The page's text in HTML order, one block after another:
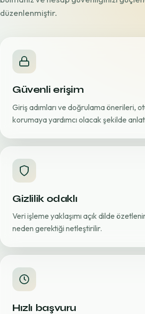
düzenlenmiştir.
Güvenli erişim
Giriş adımları ve doğrulama önerileri,
korumaya yardımcı olacak şekilde
Gizlilik odaklı
Veri işleme yaklaşımı açık dilde
neden gerektiği netleştirilir.
Hızlı başvuru